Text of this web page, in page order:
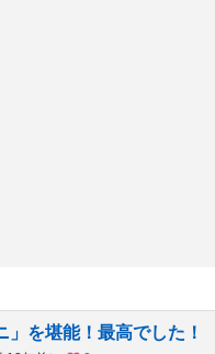
」を堪能！最高でした！